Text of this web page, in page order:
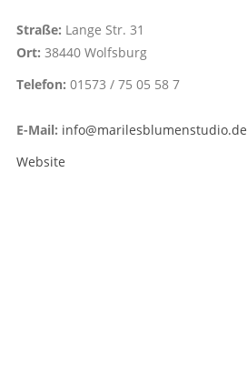
Straße: Lange Str. 31
Ort: 38440 Wolfsburg
Telefon: 01573 / 75 05 58 7
E-Mail: info@marilesblumenstudio.de
Website